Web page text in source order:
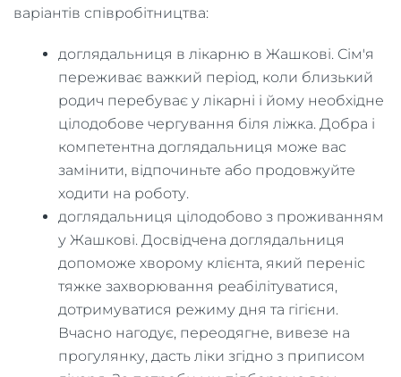
варіантів співробітництва:
доглядальниця в лікарню в Жашкові. Сім'я
переживає важкий період, коли близький
родич перебуває у лікарні і йому необхідне
цілодобове чергування біля ліжка. Добра і
компетентна доглядальниця може вас
замінити, відпочиньте або продовжуйте
ходити на роботу.
доглядальниця цілодобово з проживанням
у Жашкові. Досвідчена доглядальниця
допоможе хворому клієнта, який переніс
тяжке захворювання реабілітуватися,
дотримуватися режиму дня та гігієни.
Вчасно нагодує, переодягне, вивезе на
прогулянку, дасть ліки згідно з приписом